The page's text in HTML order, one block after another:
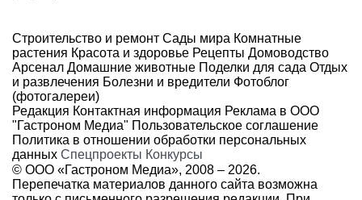
Строительство и ремонт Сады мира Комнатные
растения Красота и здоровье Рецепты Домоводство
Арсенал Домашние животные Поделки для сада Отдых
и развлечения Болезни и вредители Фотоблог
(фотогалереи)
Редакция Контактная информация Реклама в ООО
"Гастроном Медиа" Пользовательское соглашение
Политика в отношении обработки персональных
данных Спецпроекты Конкурсы
© ООО «Гастроном Медиа», 2008 – 2026.
Перепечатка материалов данного сайта возможна